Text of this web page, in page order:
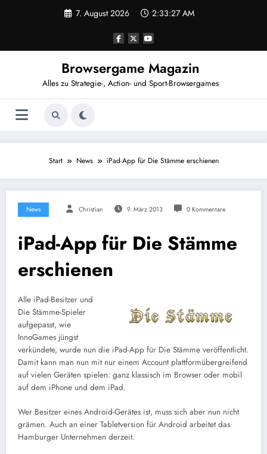
7. August 2026 2:33:27 AM
Browsergame Magazin
Alles zu Strategie-, Action- und Sport-Browsergames
Start News iPad-App für Die Stämme erschienen
News Christian 9. März 2013 0 Kommentare
iPad-App für Die Stämme
erschienen
Alle iPad-Besitzer und
Die Stämme-Spieler
aufgepasst, wie
InnoGames jüngst
verkündete, wurde nun die iPad-App für Die Stämme veröffentlicht.
Damit kann man nun mit nur einem Account plattformübergreifend
auf vielen Geräten spielen: ganz klassisch im Browser oder mobil
auf dem iPhone und dem iPad.
Wer Besitzer eines Android-Gerätes ist, muss sich aber nun nicht
grämen. Auch an einer Tabletversion für Android arbeitet das
Hamburger Unternehmen derzeit.